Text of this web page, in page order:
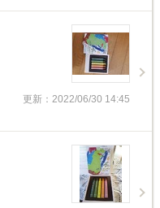
更新：2022/06/30 14:45